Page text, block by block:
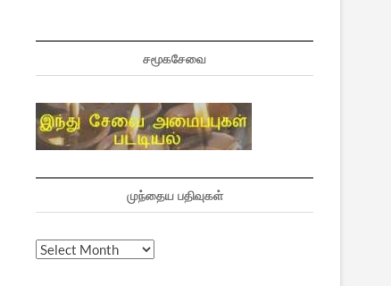
சமூகசேவை
முந்தைய பதிவுகள்
முந்தைய